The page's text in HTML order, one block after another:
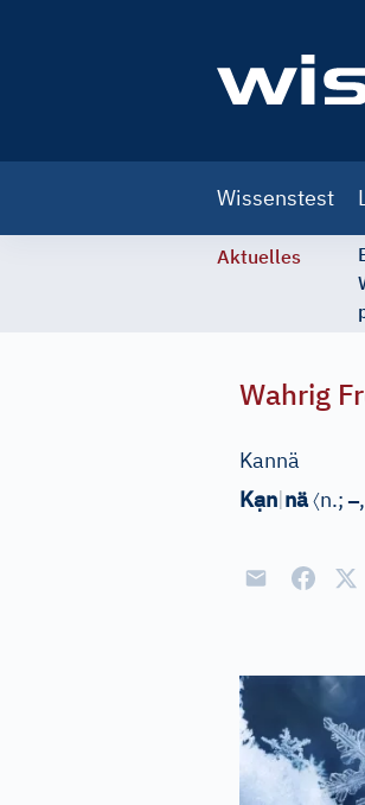
navigation
Wissenstest
Aktuelles
Wahrig
Kannä
Kạn|nä〈n.;–